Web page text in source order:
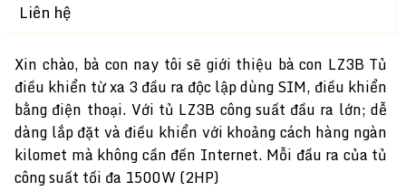
Liên hệ
Xin chào, bà con nay tôi sẽ giới thiệu bà con LZ3B Tủ
điều khiển từ xa 3 đầu ra độc lập dùng SIM, điều khiển
bằng điện thoại. Với tủ LZ3B công suất đầu ra lớn; dễ
dàng lắp đặt và điều khiển với khoảng cách hàng ngàn
kilomet mà không cần đến Internet. Mỗi đầu ra của tủ
công suất tối đa 1500W (2HP)